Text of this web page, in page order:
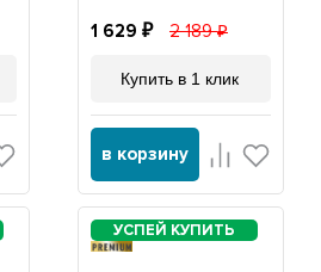
1 629 2 189
Купить в 1 клик
в корзину
PREMIUM